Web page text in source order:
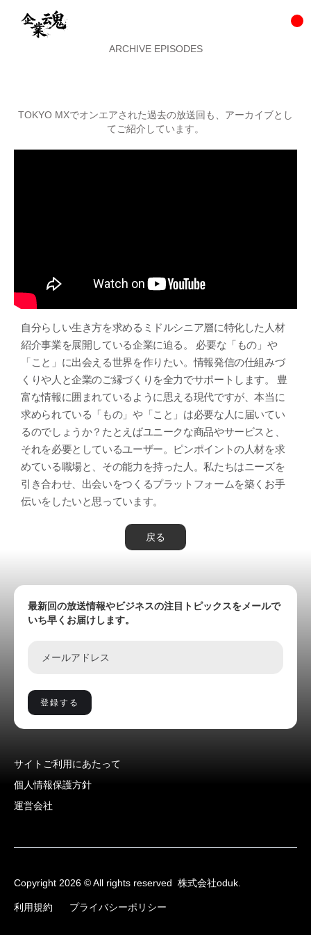
ARCHIVE EPISODES
TOKYO MXでオンエアされた過去の放送回も、アーカイブとし
てご紹介しています。
自分らしい生き方を求めるミドルシニア層に特化した人材
紹介事業を展開している企業に迫る。 必要な「もの」や
「こと」に出会える世界を作りたい。情報発信の仕組みづ
くりや人と企業のご縁づくりを全力でサポートします。 豊
富な情報に囲まれているように思える現代ですが、本当に
求められている「もの」や「こと」は必要な人に届いてい
るのでしょうか？たとえばユニークな商品やサービスと、
それを必要としているユーザー。ピンポイントの人材を求
めている職場と、その能力を持った人。私たちはニーズを
引き合わせ、出会いをつくるプラットフォームを築くお手
伝いをしたいと思っています。
戻る
最新回の放送情報やビジネスの注目トピックスをメールで
いち早くお届けします。
サイトご利用にあたって
個人情報保護方針
運営会社
Copyright 2026 © All rights reserved 株式会社oduk.
利用規約 プライバシーポリシー